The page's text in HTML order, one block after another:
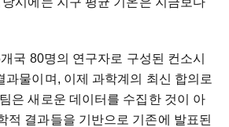
국 80명의 연구자로 구성된 컨소시
과물이며, 이제 과학계의 최신 합의로
은 새로운 데이터를 수집한 것이 아
적 결과들을 기반으로 기존에 발표된